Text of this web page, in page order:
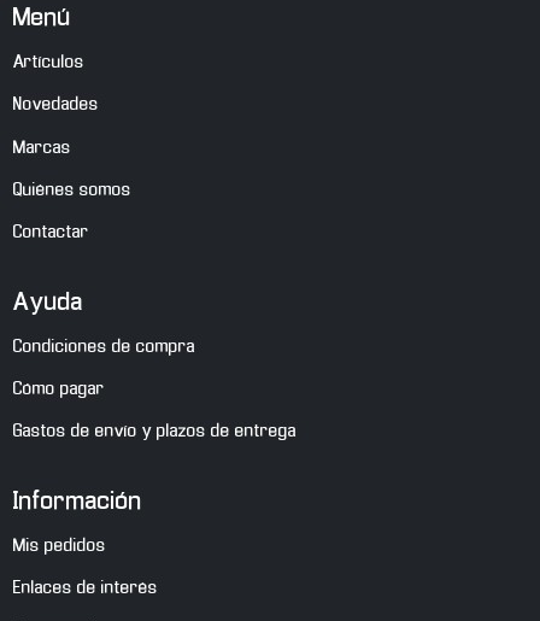
Menú
Artículos
Novedades
Marcas
Quiénes somos
Contactar
Ayuda
Condiciones de compra
Cómo pagar
Gastos de envío y plazos de entrega
Información
Mis pedidos
Enlaces de interés